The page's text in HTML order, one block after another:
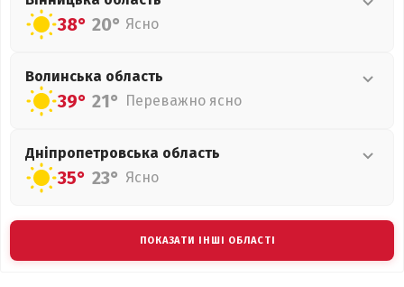
38° 20° Ясно
Волинська область
39° 21° Переважно ясно
Дніпропетровська область
35° 23° Ясно
ПОКАЗАТИ ІНШІ ОБЛАСТІ